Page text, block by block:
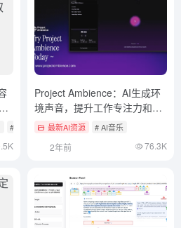
# AI本地化聊天应用
Project Ambience：AI生成环
境声音，提升工作专注力和睡
眠质量
最新AI资源 # AI音乐
2年前 76.3K